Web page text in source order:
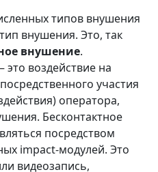
типов внушения
внушения. Это, так
внушение.
это воздействие на
участия
оператора,
Бесконтактное
посредством
impact-модулей. Это
видеозапись,